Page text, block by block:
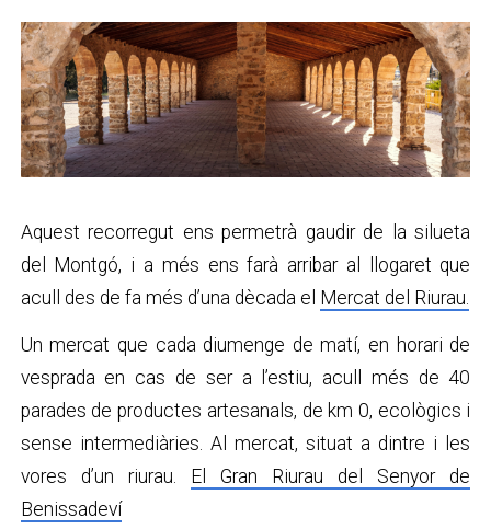
Aquest recorregut ens permetrà gaudir de la silueta
del Montgó, i a més ens farà arribar al llogaret que
acull des de fa més d’una dècada el Mercat del Riurau.
Un mercat que cada diumenge de matí, en horari de
vesprada en cas de ser a l’estiu, acull més de 40
parades de productes artesanals, de km 0, ecològics i
sense intermediàries. Al mercat, situat a dintre i les
vores d’un riurau.
El Gran Riurau del Senyor de
Benissadeví